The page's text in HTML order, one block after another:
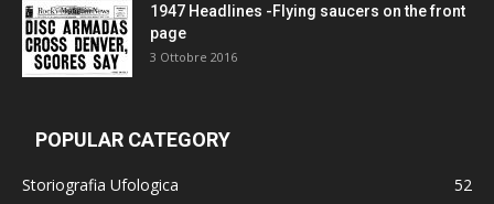
1947 Headlines -Flying saucers on the front
page
3 Ottobre 2016
POPULAR CATEGORY
Storiografia Ufologica
52